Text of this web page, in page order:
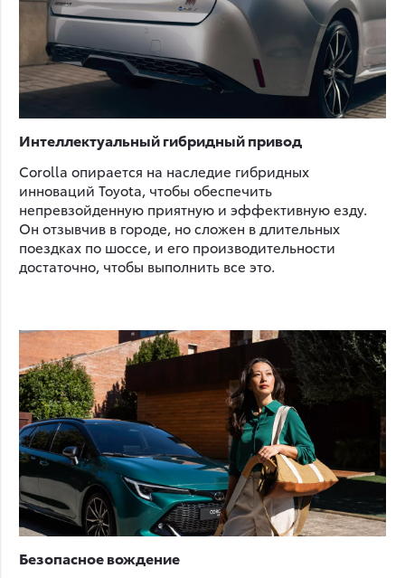
Интеллектуальный гибридный привод
Corolla опирается на наследие гибридных
инноваций Toyota, чтобы обеспечить
непревзойденную приятную и эффективную езду.
Он отзывчив в городе, но сложен в длительных
поездках по шоссе, и его производительности
достаточно, чтобы выполнить все это.
Безопасное вождение